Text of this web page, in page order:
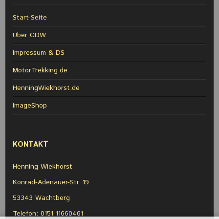
Start-Seite
Über CDW
Impressum & DS
MotorTrekking.de
HenningWiekhorst.de
ImageShop
.
KONTAKT
Henning Wiekhorst
Konrad-Adenauer-Str. 19
53343 Wachtberg
Telefon: 0151 11660461